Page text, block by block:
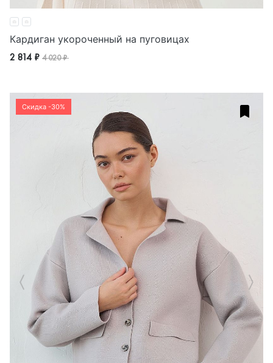
Кардиган укороченный на пуговицах
2 814 ₽ 4 020 ₽
Скидка -30%